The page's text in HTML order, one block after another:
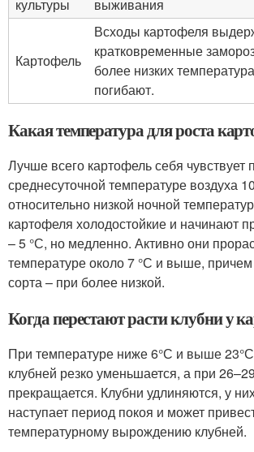
культуры выживания
Картофель
Всходы картофеля
кратковременные
более низких
погибают.
Какая температура для роста
Лучше всего картофель себя чувствует
среднесуточной температуре воздуха
относительно низкой ночной
картофеля холодостойкие и начинают
– 5 °С, но медленно. Активно они
температуре около 7 °С и выше,
сорта – при более низкой.
Когда перестают расти клубни у
При температуре ниже 6°С и выше
клубней резко уменьшается, а при
прекращается. Клубни удлиняются, у
наступает период покоя и может
температурному вырождению клубней.